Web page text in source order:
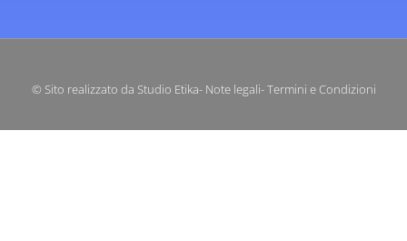
© Sito realizzato da Studio Etika- Note legali- Termini e Condizioni